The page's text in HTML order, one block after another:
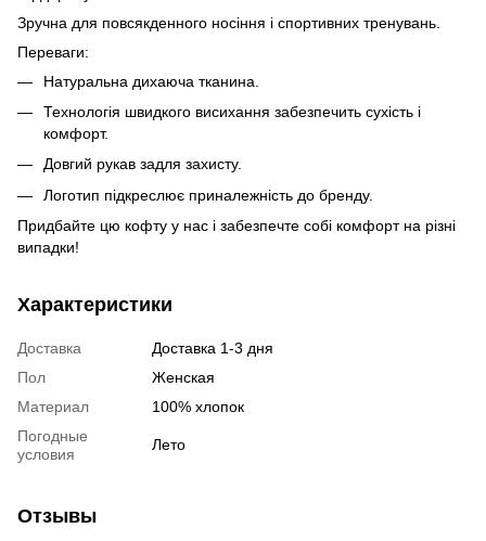
Зручна для повсякденного носіння і спортивних тренувань.
Переваги:
Натуральна дихаюча тканина.
Технологія швидкого висихання забезпечить сухість і
комфорт.
Довгий рукав задля захисту.
Логотип підкреслює приналежність до бренду.
Придбайте цю кофту у нас і забезпечте собі комфорт на різні
випадки!
Характеристики
Доставка
Доставка 1-3 дня
Пол
Женская
Материал
100% хлопок
Погодные
условия
Лето
Отзывы